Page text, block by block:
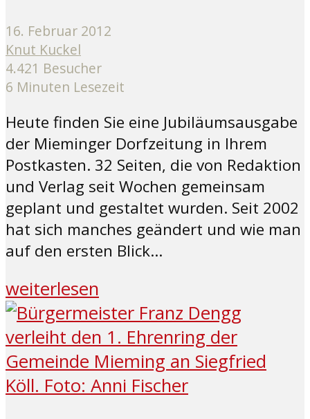
16. Februar 2012
Knut Kuckel
4.421 Besucher
6 Minuten Lesezeit
Heute finden Sie eine Jubiläumsausgabe
der Mieminger Dorfzeitung in Ihrem
Postkasten. 32 Seiten, die von Redaktion
und Verlag seit Wochen gemeinsam
geplant und gestaltet wurden. Seit 2002
hat sich manches geändert und wie man
auf den ersten Blick...
weiterlesen